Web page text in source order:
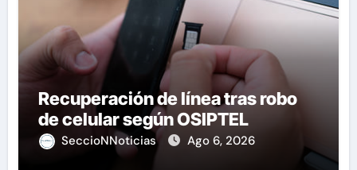
Recuperación de línea tras robo
de celular según OSIPTEL
SeccioNNoticias Ago 6, 2026